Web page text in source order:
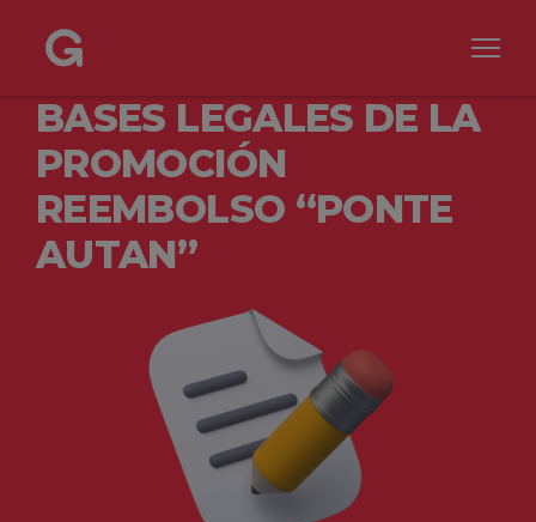
BASES LEGALES DE LA
PROMOCIÓN
REEMBOLSO “PONTE
AUTAN”